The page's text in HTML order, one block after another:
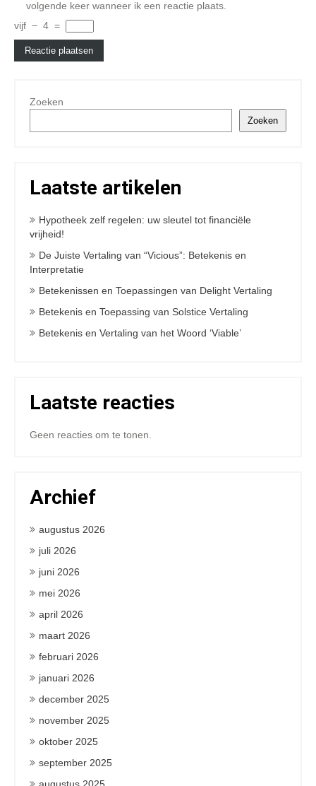
volgende keer wanneer ik een reactie plaats.
vijf − 4 =
Zoeken
Zoeken
Laatste artikelen
Hypotheek zelf regelen: uw sleutel tot financiële
vrijheid!
De Juiste Vertaling van “Vicious”: Betekenis en
Interpretatie
Betekenissen en Toepassingen van Delight Vertaling
Betekenis en Toepassing van Solstice Vertaling
Betekenis en Vertaling van het Woord ‘Viable’
Laatste reacties
Geen reacties om te tonen.
Archief
augustus 2026
juli 2026
juni 2026
mei 2026
april 2026
maart 2026
februari 2026
januari 2026
december 2025
november 2025
oktober 2025
september 2025